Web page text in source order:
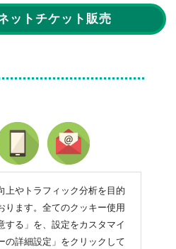
ットチケット販売
上やトラフィック分析を目的
ります。全てのクッキー使用
する」を、設定をカスタマイ
の詳細設定」をクリックして